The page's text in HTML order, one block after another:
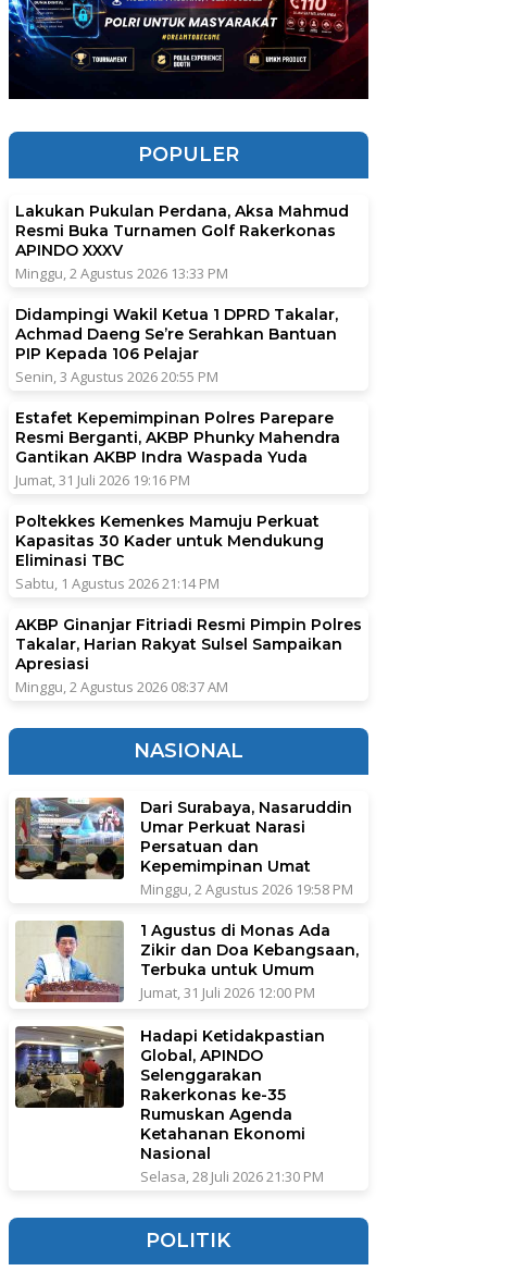
POPULER
Lakukan Pukulan Perdana, Aksa Mahmud
Resmi Buka Turnamen Golf Rakerkonas
APINDO XXXV
Minggu, 2 Agustus 2026 13:33 PM
Didampingi Wakil Ketua 1 DPRD Takalar,
Achmad Daeng Se’re Serahkan Bantuan
PIP Kepada 106 Pelajar
Senin, 3 Agustus 2026 20:55 PM
Estafet Kepemimpinan Polres Parepare
Resmi Berganti, AKBP Phunky Mahendra
Gantikan AKBP Indra Waspada Yuda
Jumat, 31 Juli 2026 19:16 PM
Poltekkes Kemenkes Mamuju Perkuat
Kapasitas 30 Kader untuk Mendukung
Eliminasi TBC
Sabtu, 1 Agustus 2026 21:14 PM
AKBP Ginanjar Fitriadi Resmi Pimpin Polres
Takalar, Harian Rakyat Sulsel Sampaikan
Apresiasi
Minggu, 2 Agustus 2026 08:37 AM
NASIONAL
Dari Surabaya, Nasaruddin
Umar Perkuat Narasi
Persatuan dan
Kepemimpinan Umat
Minggu, 2 Agustus 2026 19:58 PM
1 Agustus di Monas Ada
Zikir dan Doa Kebangsaan,
Terbuka untuk Umum
Jumat, 31 Juli 2026 12:00 PM
Hadapi Ketidakpastian
Global, APINDO
Selenggarakan
Rakerkonas ke-35
Rumuskan Agenda
Ketahanan Ekonomi
Nasional
Selasa, 28 Juli 2026 21:30 PM
POLITIK